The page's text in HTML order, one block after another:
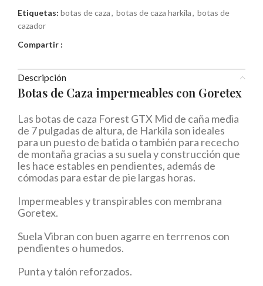
Etiquetas: botas de caza, botas de caza harkila, botas de
cazador
Compartir :
Descripción
Botas de Caza impermeables con Goretex
Las botas de caza Forest GTX Mid de caña media
de 7 pulgadas de altura, de Harkila son ideales
para un puesto de batida o también para rececho
de montaña gracias a su suela y construcción que
les hace estables en pendientes, además de
cómodas para estar de pie largas horas.
Impermeables y transpirables con membrana
Goretex.
Suela Vibran con buen agarre en terrrenos con
pendientes o humedos.
Punta y talón reforzados.